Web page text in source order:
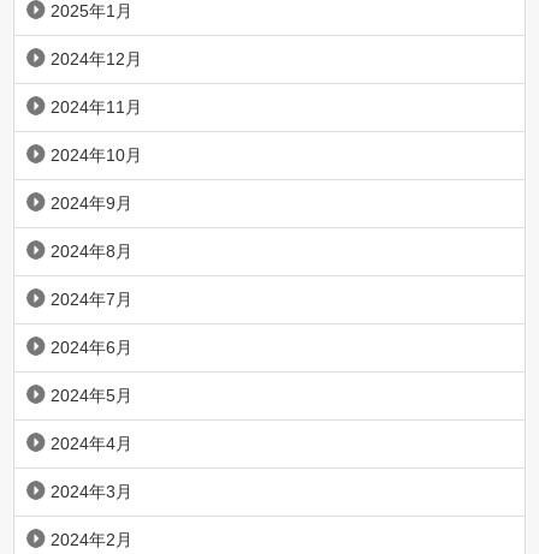
2025年1月
2024年12月
2024年11月
2024年10月
2024年9月
2024年8月
2024年7月
2024年6月
2024年5月
2024年4月
2024年3月
2024年2月